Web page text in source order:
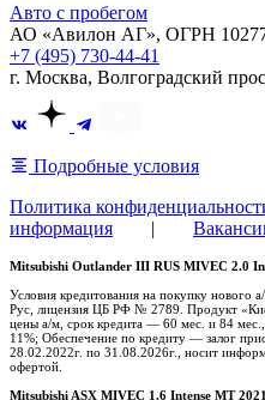
Авто с пробегом
АО «Авилон АГ», ОГРН
+7 (495) 730-44-41
г. Москва, Волгоградский
Подробные условия
Политика
информация |
Mitsubishi Outlander III RUS MIVEC 2.0
Условия кредитования на покупку
Рус, лицензия ЦБ РФ № 2789. Продукт
цены а/м, срок кредита — 60 мес. и 84
11%; Обеспечение по кредиту — залог
28.02.2022г. по 31.08.2026г., носит
офертой.
Mitsubishi ASX MIVEC 1.6 Intense MT